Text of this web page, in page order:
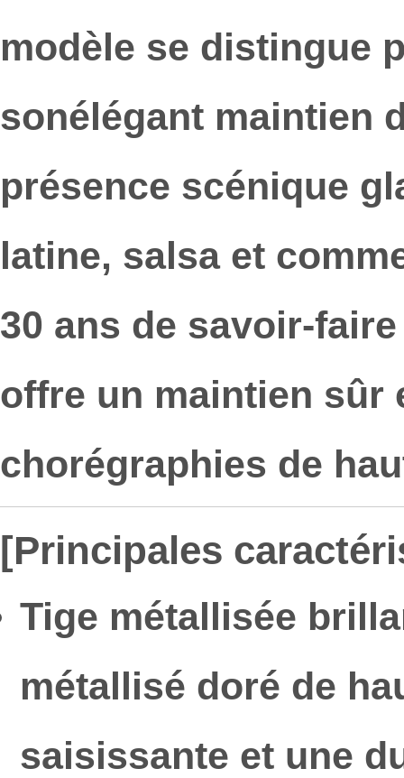
modèle se distingue
sonélégant maintien
présence scénique
latine, salsa et
30 ans de savoir-
offre un maintien sûr
chorégraphies de
[Principales
Tige métallisée
métallisé doré de
saisissante et une